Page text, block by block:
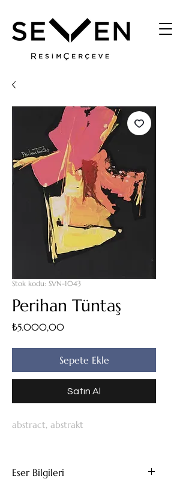
Stok kodu: SVN-1043
Perihan Tüntaş
₺5.000,00Fiyat
Sepete Ekle
Satın Al
abstract, abstrakt
Eser Bilgileri